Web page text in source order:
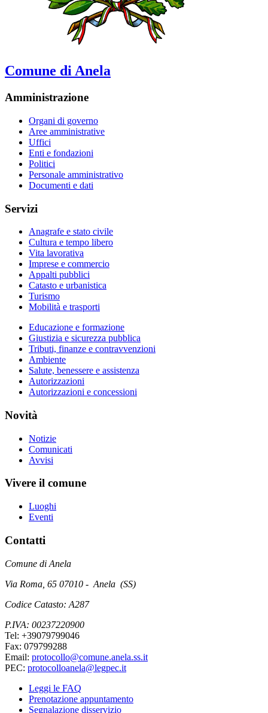
Comune di Anela
Amministrazione
Organi di governo
Aree amministrative
Uffici
Enti e fondazioni
Politici
Personale amministrativo
Documenti e dati
Servizi
Anagrafe e stato civile
Cultura e tempo libero
Vita lavorativa
Imprese e commercio
Appalti pubblici
Catasto e urbanistica
Turismo
Mobilità e trasporti
Educazione e formazione
Giustizia e sicurezza pubblica
Tributi, finanze e contravvenzioni
Ambiente
Salute, benessere e assistenza
Autorizzazioni
Autorizzazioni e concessioni
Novità
Notizie
Comunicati
Avvisi
Vivere il comune
Luoghi
Eventi
Contatti
Comune di Anela
Via Roma, 65 07010 - Anela (SS)
Codice Catasto: A287
P.IVA: 00237220900
Tel: +39079799046
Fax: 079799288
Email: protocollo@comune.anela.ss.it
PEC: protocolloanela@legpec.it
Leggi le FAQ
Prenotazione appuntamento
Segnalazione disservizio